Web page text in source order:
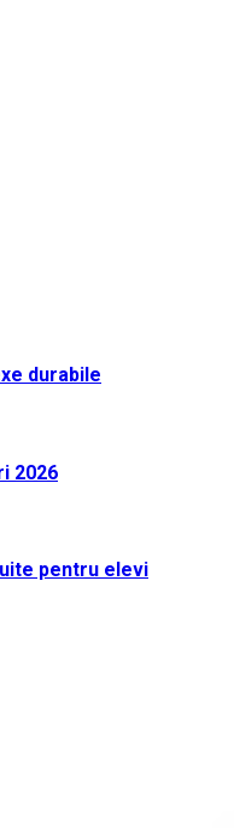
durabile
2026
pentru elevi